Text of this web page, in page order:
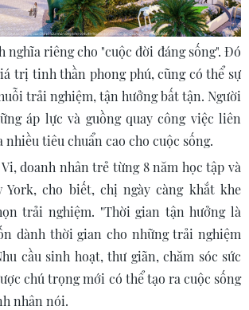
nghĩa riêng cho "cuộc đời đáng sống". Đó
trị tinh thần phong phú, cũng có thể sự
trải nghiệm, tận hưởng bất tận. Người
áp lực và guồng quay công việc liên
tiêu chuẩn cao cho cuộc sống.
doanh nhân trẻ từng 8 năm học tập và
York, cho biết, chị ngày càng khắt khe
trải nghiệm. "Thời gian tận hưởng là
dành thời gian cho những trải nghiệm
cầu sinh hoạt, thư giãn, chăm sóc sức
chú trọng mới có thể tạo ra cuộc sống
nhân nói.